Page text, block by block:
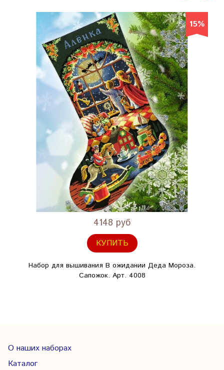
15%
4148 руб
КУПИТЬ
Набор для вышивания В ожидании Деда Мороза.
Сапожок. Арт. 4008
О наших наборах
Каталог